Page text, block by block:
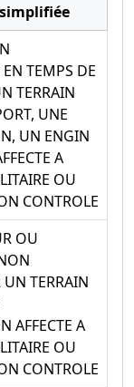
TEMPS DE
TERRAIN
UNE
UN ENGIN
A
OU
CONTROLE
OU
TERRAIN
AFFECTE A
OU
CONTROLE